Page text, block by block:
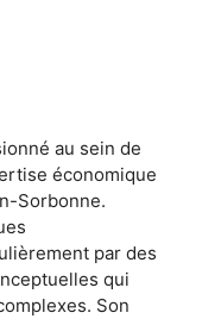
au sein de
économique
Sorbonne.
par des
qui
Son